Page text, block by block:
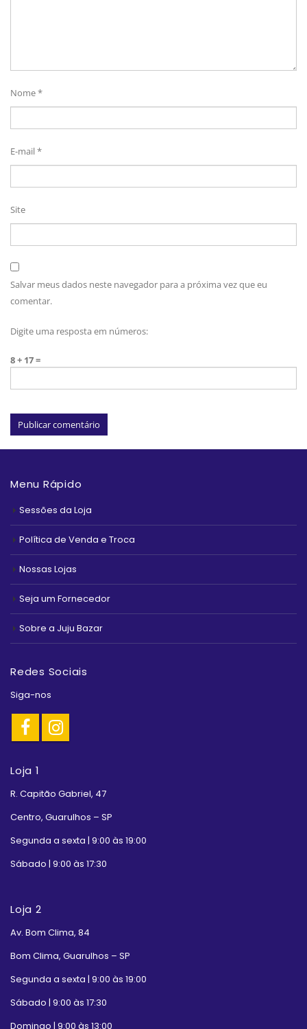
Nome*
E-mail*
Site
Salvar meus dados neste navegador para a próxima vez que eu
comentar.
Digite uma resposta em números:
8 + 17 =
Menu Rápido
Sessões da Loja
Política de Venda e Troca
Nossas Lojas
Seja um Fornecedor
Sobre a Juju Bazar
Redes Sociais
Siga-nos
Loja 1
R. Capitão Gabriel, 47
Centro, Guarulhos – SP
Segunda a sexta | 9:00 às 19:00
Sábado | 9:00 às 17:30
Loja 2
Av. Bom Clima, 84
Bom Clima, Guarulhos – SP
Segunda a sexta | 9:00 às 19:00
Sábado | 9:00 às 17:30
Domingo | 9:00 às 13:00